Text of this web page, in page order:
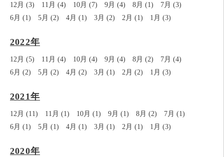
12月 (3) 11月 (4) 10月 (7) 9月 (4) 8月 (1)
7月 (3)
6月 (1)
5月 (2) 4月 (1) 3月 (2) 2月 (1) 1月 (3)
2022年
12月 (5) 11月 (4) 10月 (4) 9月 (4) 8月 (2)
7月 (4)
6月 (2)
5月 (2) 4月 (2) 3月 (1) 2月 (2) 1月 (3)
2021年
12月 (11) 11月 (1) 10月 (1) 9月 (1) 8月 (2)
7月 (1)
6月 (1)
5月 (1) 4月 (1) 3月 (1) 2月 (1) 1月 (3)
2020年